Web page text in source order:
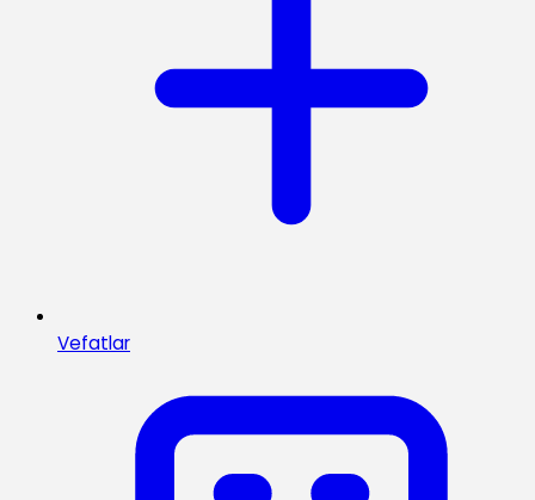
Vefatlar